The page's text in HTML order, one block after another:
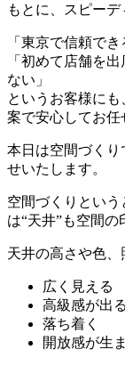
もとに、スピー
「東京で信頼で
「初めて店舗を
ない」
というお客様に
案で安心してお任
本日は空間づくり
せいたします。
空間づくりとい
は“天井”も空間の
天井の高さや色、
広く見える
高級感が出る
落ち着く
開放感が生